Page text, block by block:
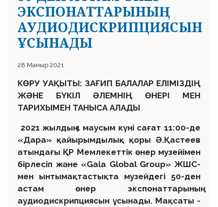
ЭКСПОНАТТАРЫНЫҢ
АУДИОДИСКРИПЦИЯСЫН
ҰСЫНАДЫ
28 Мамыр 2021
КӨРУ УАҚЫТЫ: ЗАҒИП БАЛАЛАР ЕЛІМІЗДІҢ
ЖӘНЕ БҮКІЛ ӘЛЕМНІҢ ӨНЕРІ МЕН
ТАРИХЫМЕН ТАНЫСА АЛАДЫ
2021 жылдың 1 маусым күні сағат 11:00-де
«Дара» қайырымдылық қоры Ә.Қастеев
атындағы ҚР Мемлекеттік өнер музейімен
бірлесіп және «Gala Global Group» ЖШС-
мен ынтымақтастықта музейдегі 50-ден
астам өнер экспонаттарының
аудиодискрипциясын ұсынады. Мақсаты -